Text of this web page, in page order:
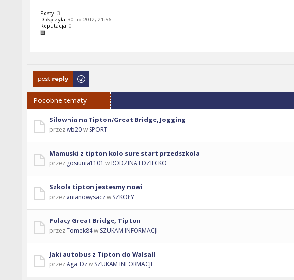
Posty: 3
Dołączyła: 30 lip 2012, 21:56
Reputacja: 0
Odpowiedz
Podobne tematy
Silownia na Tipton/Great Bridge, Jogging
przezwb20w SPORT
Mamuski z tipton kolo sure start przedszkola
przez gosiunia1101 w RODZINA I DZIECKO
Szkola tipton jestesmy nowi
przez anianowysaczw SZKOŁY
Polacy Great Bridge, Tipton
przezTomek84w SZUKAM INFORMACJI
Jaki autobus z Tipton do Walsall
przezAga_Dzw SZUKAM INFORMACJI